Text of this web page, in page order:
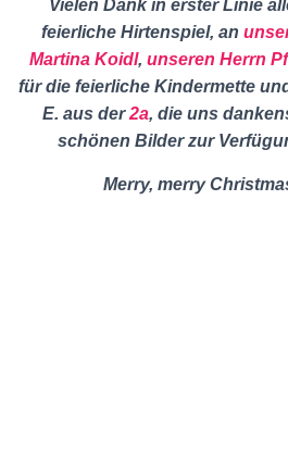
Vielen Dank in erster Linie
feierliche Hirtenspiel, an
Martina Koidl, unseren Herrn
für die feierliche Kindermette
E. aus der2a, die uns
schönen Bilder zur
Merry, merry